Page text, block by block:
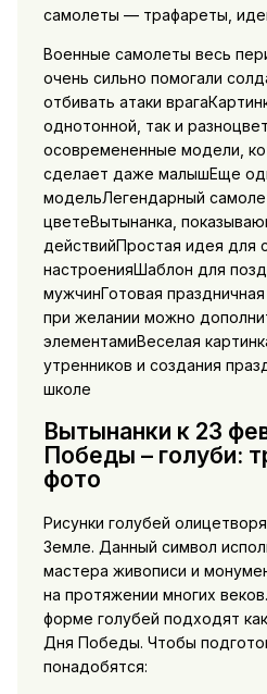
самолеты — трафареты,
Военные самолеты весь
очень сильно помогали
отбивать атаки
однотонной, так и
осовремененные модели,
сделает даже малышЕще
модельЛегендарный
цветеВытынанка,
действийПростая идея для
настроенияШаблон для
мужчинГотовая
при желании можно
элементамиВеселая
утренников и создания
школе
Вытынанки к 23
Победы – голуби:
фото
Рисунки голубей
Земле. Данный символ
мастера живописи и
на протяжении многих
форме голубей подходят
Дня Победы. Чтобы
понадобятся: